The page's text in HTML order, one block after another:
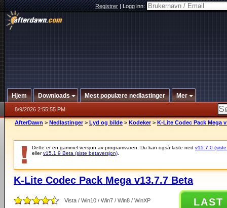
Registrer|Logg inn:
Hjem Downloads Mest populære nedlastinger Mer
8/9/2026 2:55:55 PM
AfterDawn > Nedlastinger > Lyd og bilde > Kodeker > K-Lite Codec Pack Mega
Dette er en gammel versjon av programvaren. Du kan også laste ned v15.7.0
ellerv15.1.9 Beta (siste betaversjon)
K-Lite Codec Pack Mega v13.7.7 Beta
Vista / Win10 / Win7 / Win8 / WinXP LAST